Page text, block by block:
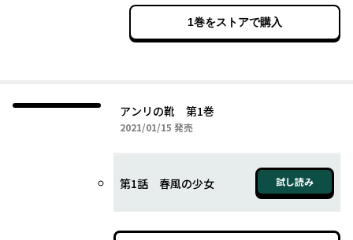
1巻をストアで購入
アンリの靴 第1巻
2021/01/15 2021年01月15日
発売
第1話 春風の少女 試し読み